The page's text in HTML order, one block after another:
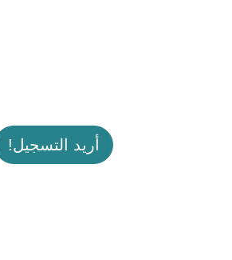
أريد التسجيل!